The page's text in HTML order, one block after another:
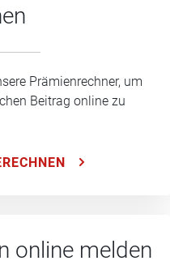
Prämienrechner, um
Beitrag online zu
online melden